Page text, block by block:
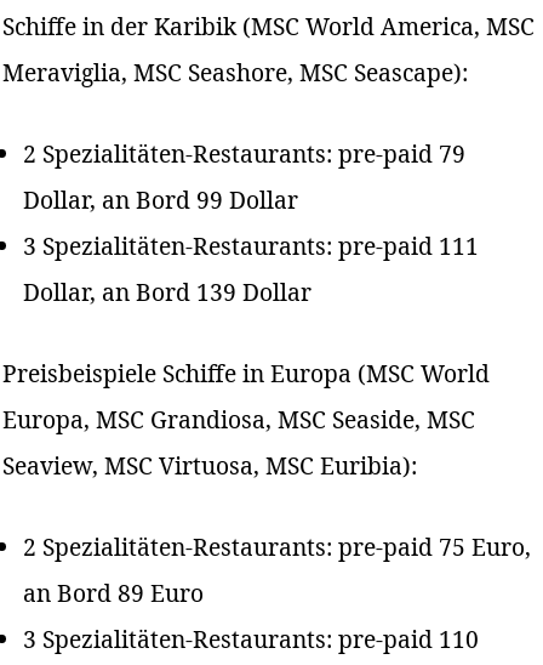
Schiffe in der Karibik (MSC World America, MSC
Meraviglia, MSC Seashore, MSC Seascape):
2 Spezialitäten-Restaurants: pre-paid 79
Dollar, an Bord 99 Dollar
3 Spezialitäten-Restaurants: pre-paid 111
Dollar, an Bord 139 Dollar
Preisbeispiele Schiffe in Europa (MSC World
Europa, MSC Grandiosa, MSC Seaside, MSC
Seaview, MSC Virtuosa, MSC Euribia):
2 Spezialitäten-Restaurants: pre-paid 75 Euro,
an Bord 89 Euro
3 Spezialitäten-Restaurants: pre-paid 110